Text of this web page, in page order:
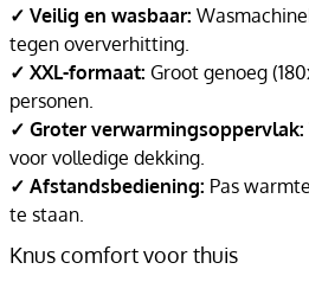
✓ Veilig en wasbaar:
tegen oververhitting.
✓ XXL-formaat: Groot genoeg
personen.
✓ Groter verwarmingsoppervlak:
voor volledige dekking.
✓ Afstandsbediening: Pas
te staan.
Knus comfort voor thuis